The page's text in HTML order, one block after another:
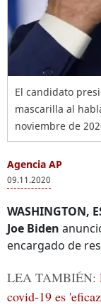
El candidato
mascarilla al
noviembre de
Agencia AP
09.11.2020
WASHINGTON,
Joe Biden
encargado de
LEA TAMBIÉN:
covid-19 es